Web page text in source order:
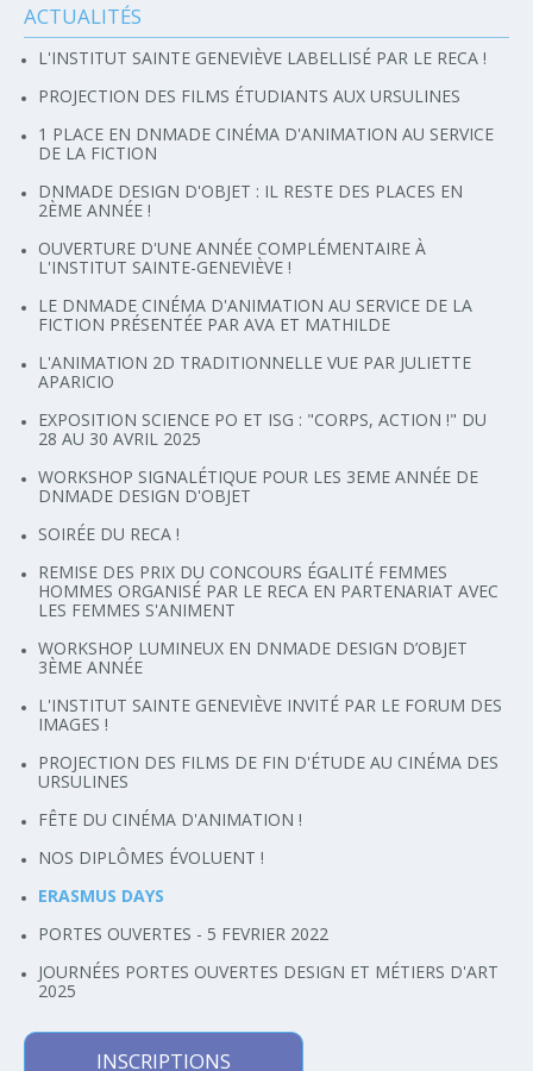
Navigation
ACTUALITÉS
L'INSTITUT SAINTE GENEVIÈVE LABELLISÉ PAR LE RECA !
PROJECTION DES FILMS ÉTUDIANTS AUX URSULINES
1 PLACE EN DNMADE CINÉMA D'ANIMATION AU SERVICE
DE LA FICTION
DNMADE DESIGN D'OBJET : IL RESTE DES PLACES EN
2ÈME ANNÉE !
OUVERTURE D'UNE ANNÉE COMPLÉMENTAIRE À
L'INSTITUT SAINTE-GENEVIÈVE !
LE DNMADE CINÉMA D'ANIMATION AU SERVICE DE LA
FICTION PRÉSENTÉE PAR AVA ET MATHILDE
L'ANIMATION 2D TRADITIONNELLE VUE PAR JULIETTE
APARICIO
EXPOSITION SCIENCE PO ET ISG : "CORPS, ACTION !" DU
28 AU 30 AVRIL 2025
WORKSHOP SIGNALÉTIQUE POUR LES 3EME ANNÉE DE
DNMADE DESIGN D'OBJET
SOIRÉE DU RECA !
REMISE DES PRIX DU CONCOURS ÉGALITÉ FEMMES
HOMMES ORGANISÉ PAR LE RECA EN PARTENARIAT AVEC
LES FEMMES S'ANIMENT
WORKSHOP LUMINEUX EN DNMADE DESIGN D’OBJET
3ÈME ANNÉE
L'INSTITUT SAINTE GENEVIÈVE INVITÉ PAR LE FORUM DES
IMAGES !
PROJECTION DES FILMS DE FIN D'ÉTUDE AU CINÉMA DES
URSULINES
FÊTE DU CINÉMA D'ANIMATION !
NOS DIPLÔMES ÉVOLUENT !
ERASMUS DAYS
PORTES OUVERTES - 5 FEVRIER 2022
JOURNÉES PORTES OUVERTES DESIGN ET MÉTIERS D'ART
2025
INSCRIPTIONS